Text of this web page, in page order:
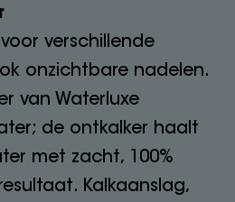
verschillende
onzichtbare nadelen.
van Waterluxe
de ontkalker haalt
met zacht, 100%
Kalkaanslag,